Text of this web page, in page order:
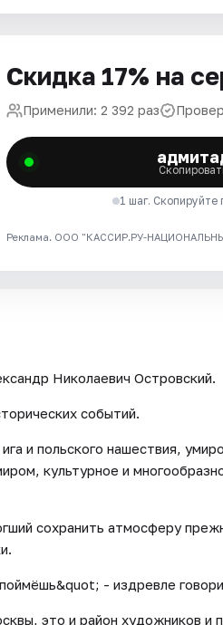
Скидка 17% на
Применили: 2 392 раз
1 шаг. Скопируйте
Реклама. ООО "КАССИР.РУ-
Николаевич Островский.
событий.
и польского нашествия,
культурное и
сохранить атмосферу
- издревле
это и район художников и